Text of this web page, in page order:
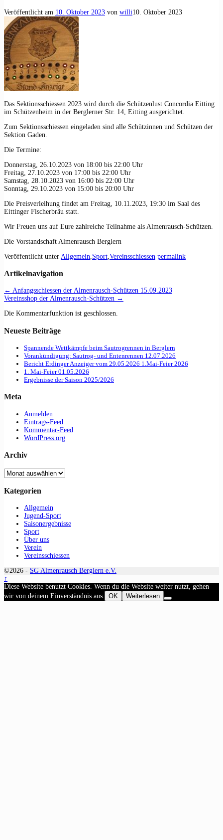
Veröffentlicht am 10. Oktober 2023 von willi10. Oktober 2023
Das Sektionsschiessen 2023 wird durch die Schützenlust Concordia Eitting
im Schützenheim in der Berglerner Str. 14, Eitting ausgerichtet.
Zum Sektionsschiessen eingeladen sind alle Schützinnen und Schützen der
Sektion Gaden.
Die Termine:
Donnerstag, 26.10.2023 von 18:00 bis 22:00 Uhr
Freitag, 27.10.2023 von 17:00 bis 22:00 Uhr
Samstag, 28.10.2023 von 16:00 bis 22:00 Uhr
Sonntag, 29.10.2023 von 15:00 bis 20:00 Uhr
Die Preisverleihung findet am Freitag, 10.11.2023, 19:30 im Saal des
Eittinger Fischerbräu statt.
Wir Freuen uns auf Eure zahlreiche Teilnahme als Almenrausch-Schützen.
Die Vorstandschaft Almenrausch Berglern
Veröffentlicht unter Allgemein Sport Vereinsschiessen permalink
Artikelnavigation
← Anfangsschiessen der Almenrausch-Schützen 15.09.2023
Vereinsshop der Almenrausch-Schützen →
Die Kommentarfunktion ist geschlossen.
Neueste Beiträge
Spannende Wettkämpfe beim Sautrogrennen in Berglern
Vorankündigung: Sautrog- und Entenrennen 12.07.2026
Bericht Erdinger Anzeiger vom 29.05.2026 1.Mai-Feier 2026
1. Mai-Feier 01.05.2026
Ergebnisse der Saison 2025/2026
Meta
Anmelden
Eintrags-Feed
Kommentar-Feed
WordPress.org
Archiv
Archiv
Kategorien
Allgemein
Jugend-Sport
Saisonergebnisse
Sport
Über uns
Verein
Vereinsschiessen
©2026 - SG Almenrausch Berglern e.V.
↑
Diese Website benutzt Cookies. Wenn du die Website weiter nutzt, gehen
wir von deinem Einverständnis aus. OK Weiterlesen